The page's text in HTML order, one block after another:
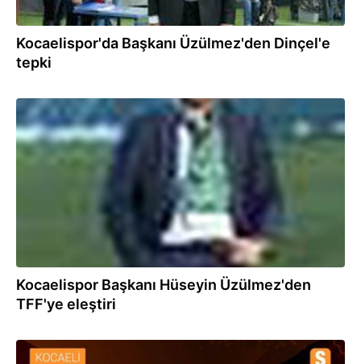
Kocaelispor'da Başkanı Üzülmez'den Dinçel'e
tepki
20.09.2020
Kocaelispor Başkanı Hüseyin Üzülmez'den
TFF'ye eleştiri
13.09.2020